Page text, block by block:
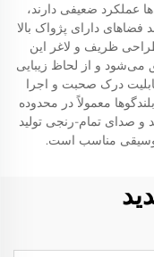
عملکرد ضعیفی دارند،
فضاهای دارای پژواک بالا
ظریف و لاغر این
می‌شود و از لحاظ زیبایی
درک صحبت و اجرا
معمولاً در محدوده
کار می‌کنند و صدای تمام-رنجی تولید
مناسب است.